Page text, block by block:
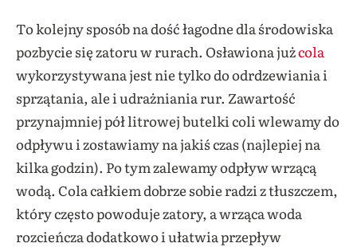
To kolejny sposób na dość łagodne dla środowiska
pozbycie się zatoru w rurach. Osławiona jużcola
wykorzystywana jest nie tylko do odrdzewiania i
sprzątania, ale i udrażniania rur. Zawartość
przynajmniej pół litrowej butelki coli wlewamy do
odpływu i zostawiamy na jakiś czas (najlepiej na
kilka godzin). Po tym zalewamy odpływ wrzącą
wodą. Cola całkiem dobrze sobie radzi z tłuszczem,
który często powoduje zatory, a wrząca woda
rozcieńcza dodatkowo i ułatwia przepływ